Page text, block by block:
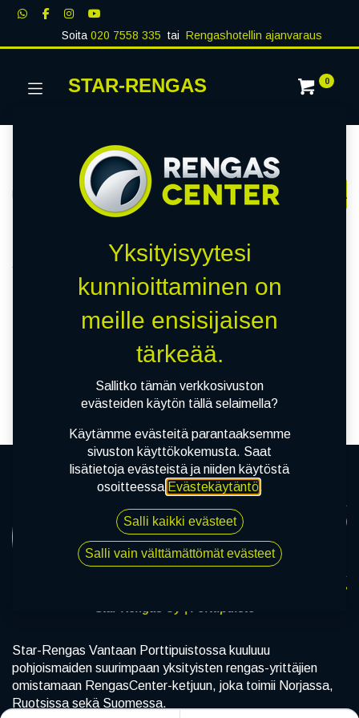
Soita020 7558 335 tai Rengashotellin ajanvaraus
STAR-RENGAS 0
Näytä kaikki
RENKAAT PAKETTIAUTO MUUT
0 kohteita löydetty.
Tyhjennä suodattimet
Emme löytäneet yhtään
tuotetta!
Star-Rengas Vantaan Porttipuistossa kuuluuu
pohjoismaiden suurimpaan yksityisten rengas-yrittäjien
omistamaan RengasCenter-ketjuun, joka toimii Norjassa,
Ruotsissa sekä Suomessa.
Yksityisyytesi
kunnioittaminen on
meille ensisijaisen
tärkeää.
Sallitko tämän verkkosivuston
evästeiden käytön tällä selaimella?
Käytämme evästeitä parantaaksemme
sivuston käyttökokemusta. Saat
lisätietoja evästeistä ja niiden käytöstä
osoitteessa Evästekäytäntö.
Salli kaikki evästeet
Salli vain välttämättömät evästeet